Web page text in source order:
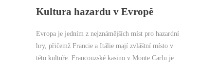
Kultura hazardu v Evropě
Evropa je jedním z nejznámějších míst pro hazardní
hry, přičemž Francie a Itálie mají zvláštní místo v
této kultuře. Francouzské kasino v Monte Carlu je